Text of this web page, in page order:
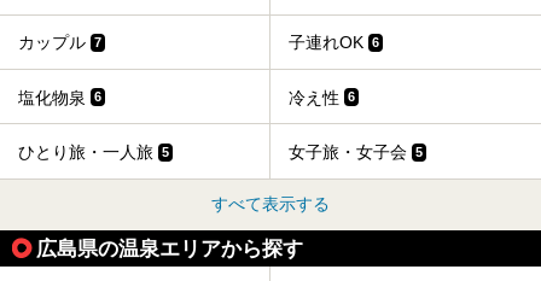
カップル 7 子連れOK 6
塩化物泉 6 冷え性 6
ひとり旅・一人旅 5 女子旅・女子会 5
すべて表示する
広島県の温泉エリアから探す